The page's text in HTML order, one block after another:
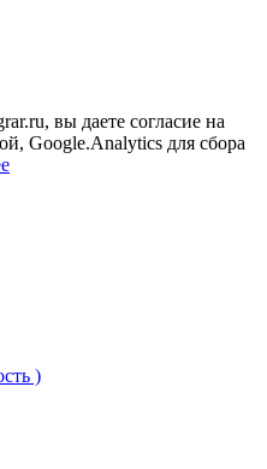
вы даете согласие на
Google.Analytics для сбора
)